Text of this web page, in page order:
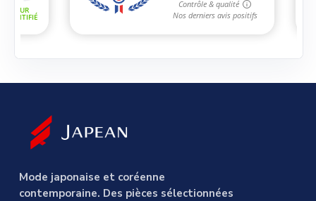
Mode japonaise et coréenne
contemporaine. Des pièces sélectionnées